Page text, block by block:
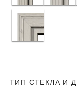
ТИП СТЕКЛА И